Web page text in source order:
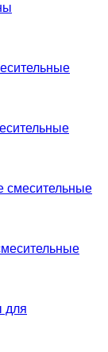
смесительные
для